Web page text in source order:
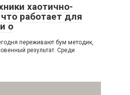
хаотично-
работает для
о
переживают бум методик,
результат. Среди